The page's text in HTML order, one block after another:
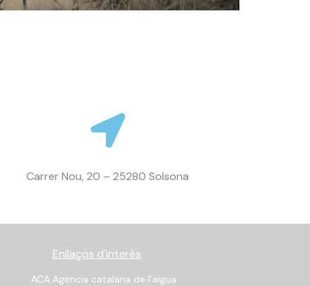
Carrer Nou, 20 – 25280 Solsona
Enllaços d'interès
ACA Agencia catalana de l’aigua